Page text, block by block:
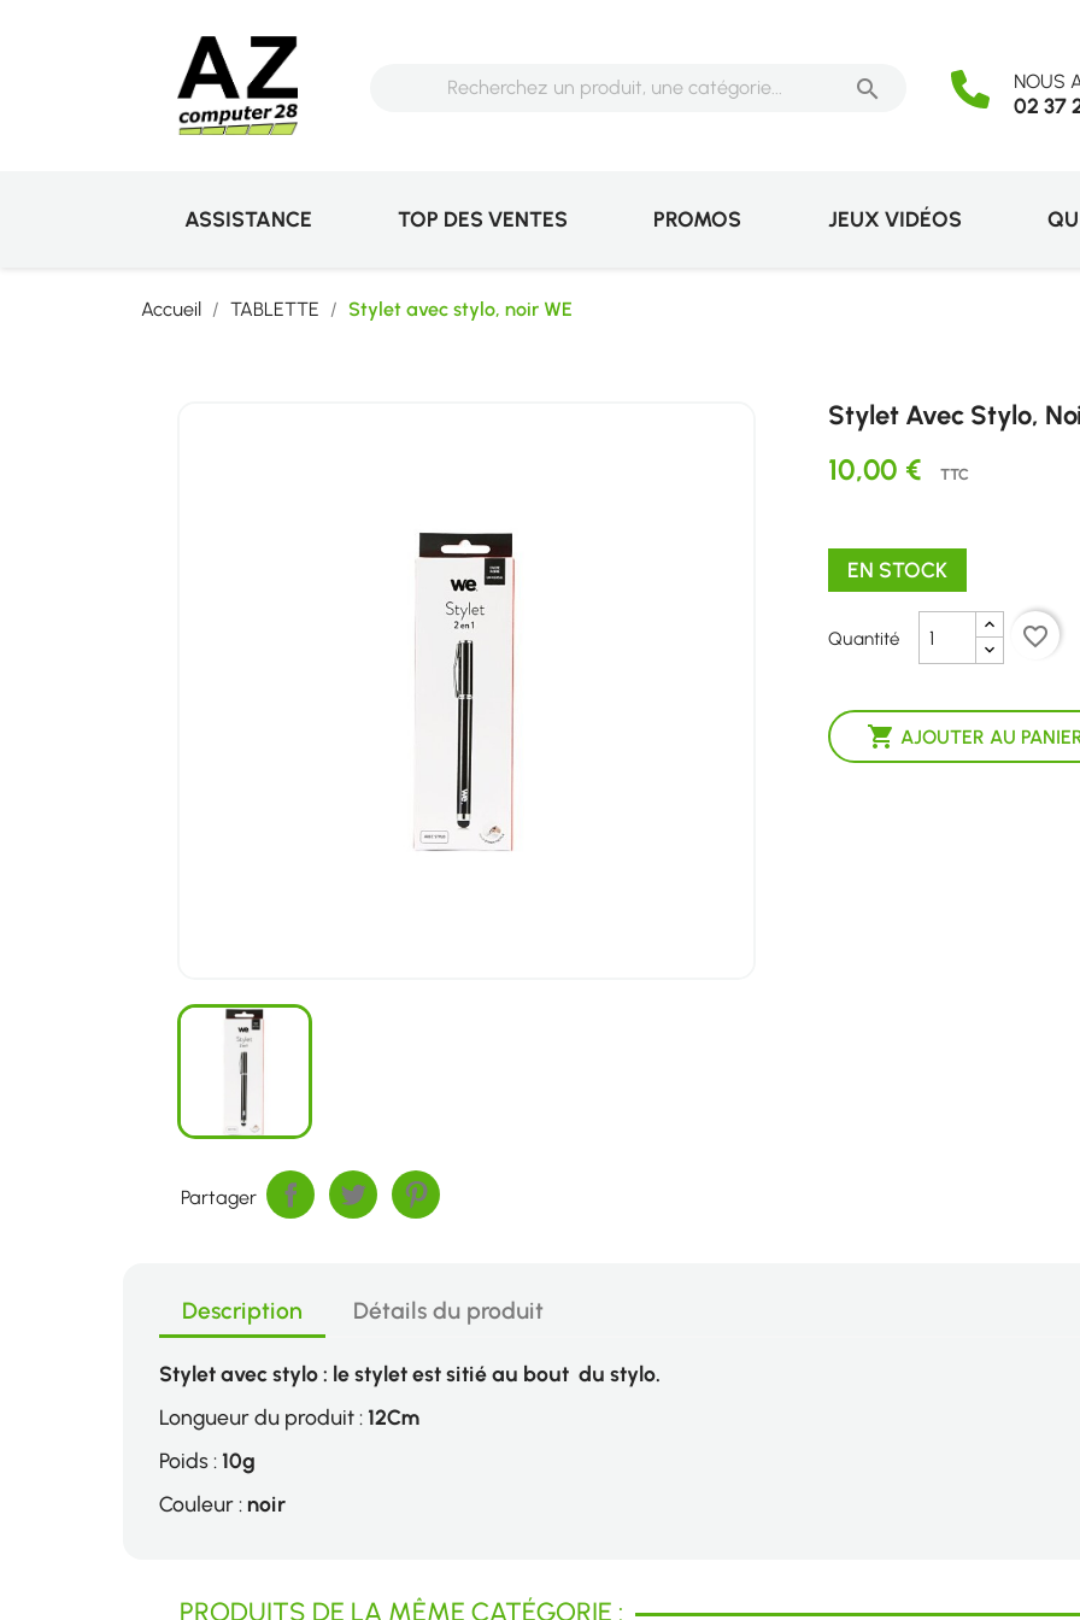
 NOUS
02 37
ASSISTANCE TOP DES VENTES PROMOS JEUX VIDÉOS
Accueil TABLETTE Stylet avec stylo, noir WE
Stylet Avec Stylo,
10,00 € TTC
EN STOCK
Quantité
 AJOUTER AU
favorite_border
Partager
Description Détails du produit
Stylet avec stylo : le stylet est sitié au bout du stylo.
Longueur du produit :12Cm
Poids :10g
Couleur :noir
PRODUITS DE LA MÊME CATÉGORIE :